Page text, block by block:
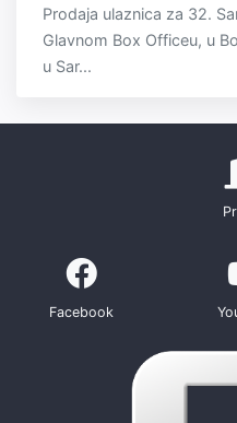
Prodaja ulaznica za 32.
Glavnom Box Officeu, u
u Sar...
Facebook